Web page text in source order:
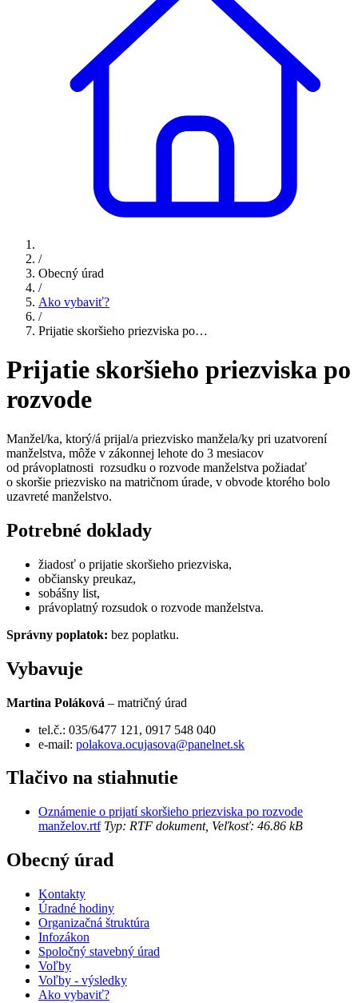
/
Obecný úrad
/
Ako vybaviť?
/
Prijatie skoršieho priezviska po…
Prijatie skoršieho priezviska po
rozvode
Manžel/ka, ktorý/á prijal/a priezvisko manžela/ky pri uzatvorení
manželstva, môže v zákonnej lehote do 3 mesiacov
od právoplatnosti rozsudku o rozvode manželstva požiadať
o skoršie priezvisko na matričnom úrade, v obvode ktorého bolo
uzavreté manželstvo.
Potrebné doklady
žiadosť o prijatie skoršieho priezviska,
občiansky preukaz,
sobášny list,
právoplatný rozsudok o rozvode manželstva.
Správny poplatok: bez poplatku.
Vybavuje
Martina Poláková – matričný úrad
tel.č.: 035/6477 121, 0917 548 040
e-mail: polakova.ocujasova@panelnet.sk
Tlačivo na stiahnutie
Oznámenie o prijatí skoršieho priezviska po rozvode
manželov.rtfTyp: RTF dokument, Veľkosť: 46.86 kB
Obecný úrad
Kontakty
Úradné hodiny
Organizačná štruktúra
Infozákon
Spoločný stavebný úrad
Voľby
Voľby - výsledky
Ako vybaviť?